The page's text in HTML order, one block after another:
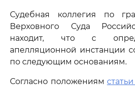
Судебная коллегия по
Верховного Суда
находит, что с
апелляционной инстанции
по следующим основаниям.
Согласно положениям